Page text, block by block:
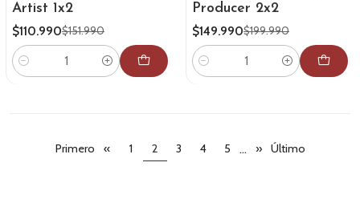
Artist 1x2
$110.990$151.990
Cantidad
Producer 2x2
$149.990$199.990
Cantidad
Primero « 1 2 3 4 5 ... » Último